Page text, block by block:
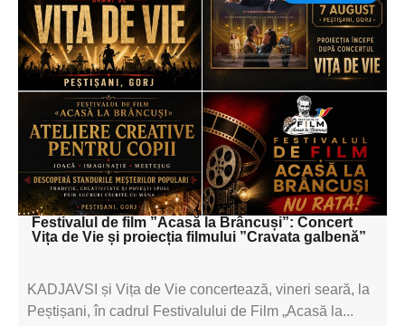
Adaugă aici textul pentru
subtitluAdaugă aici
textul pentru
subtitluAdaugă aici
textul pentru
subtitluAdaugă aici
textul pentru subti
Festivalul de film ”Acasă la Brâncuși”: Concert
Vița de Vie și proiecția filmului ”Cravata galbenă”
KADJAVSI și Vița de Vie concertează, vineri seară, la
Peștișani, în cadrul Festivalului de Film „Acasă la...